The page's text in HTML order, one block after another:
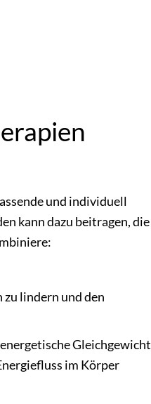
und individuell
kann dazu beitragen, die
zu lindern und den
Gleichgewicht
im Körper